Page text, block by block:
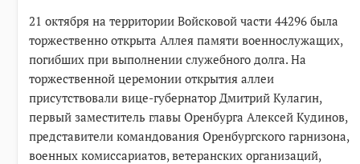
21 октября на территории Войсковой части 44296 была
торжественно открыта Аллея памяти военнослужащих,
погибших при выполнении служебного долга. На
торжественной церемонии открытия аллеи
присутствовали вице-губернатор Дмитрий Кулагин,
первый заместитель главы Оренбурга Алексей Кудинов,
представители командования Оренбургского гарнизона,
военных комиссариатов, ветеранских организаций,